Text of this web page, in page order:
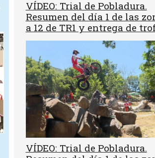
VÍDEO: Trial de Pobladura.
Resumen del día 1 de las
a 12 de TR1 y entrega de
VÍDEO: Trial de Pobladura.